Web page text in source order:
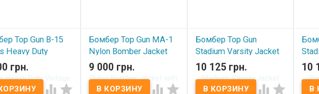
Top Gun B-15
Heavy Duty
Flight Bomber
Burgundy
грн.
 
Бомбер Top Gun MA-1
Nylon Bomber Jacket
with Patches White
В наличии
9 000 грн.
 
Бомбер Top Gun
Stadium Varsity Jacket
Cream
В наличии
10 125 грн.
  В
10